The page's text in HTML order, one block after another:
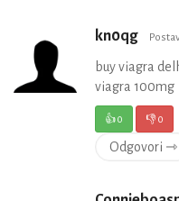
kn0qg
buy viagra
viagra 100mg
👍0 👎0
Odgovori ⇾